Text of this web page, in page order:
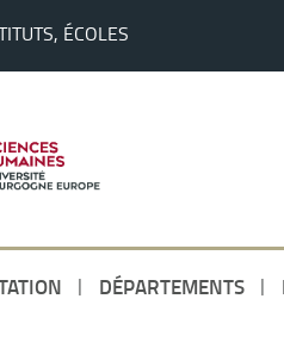
ÉCOLES
DÉPARTEMENTS